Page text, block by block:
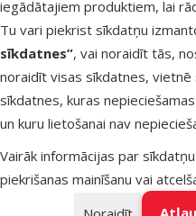
iegādātajiem produktiem, lai
Tu vari piekrist sīkdatņu
sīkdatnes”, vai noraidīt tās,
noraidīt visas sīkdatnes, vietnē
sīkdatnes, kuras
un kuru lietošanai nav
Vairāk informācijas par
piekrišanas mainīšanu vai